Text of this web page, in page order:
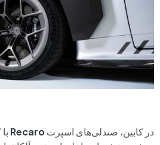
در کابین، صندلی‌های اسپرتRecaro